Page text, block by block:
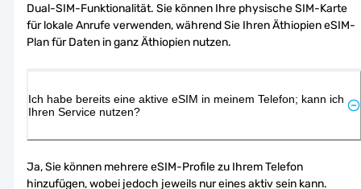
Dual-SIM-Funktionalität. Sie können Ihre physische SIM-Karte
für lokale Anrufe verwenden, während Sie Ihren Äthiopien eSIM-
Plan für Daten in ganz Äthiopien nutzen.
Ich habe bereits eine aktive eSIM in meinem Telefon; kann ich
Ihren Service nutzen?
Ja, Sie können mehrere eSIM-Profile zu Ihrem Telefon
hinzufügen, wobei jedoch jeweils nur eines aktiv sein kann.